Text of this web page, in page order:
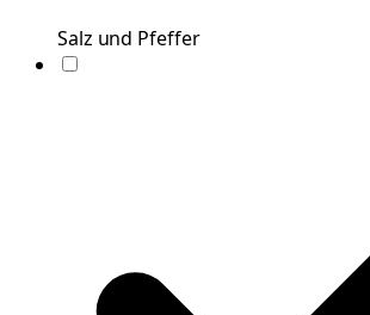
Salz und Pfeffer